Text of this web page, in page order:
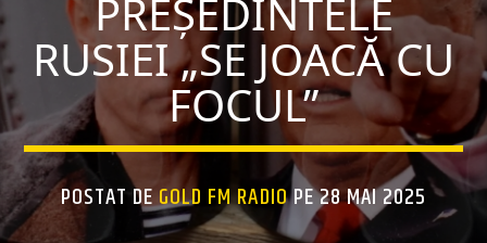
PREȘEDINTELE
RUSIEI „SE JOACĂ CU
FOCUL”
POSTAT DEGOLD FM RADIOPE 28 MAI 2025